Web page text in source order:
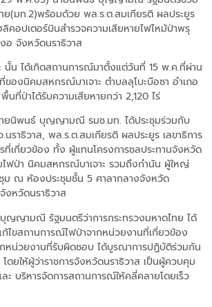
ย(มท.2)​พร้อมด้วย พล.ร.ต.สมเกียรติ ผลประยูร
ลิคอปเตอร์บินสำรวจความเสียหายไฟไหม้ป่าพรุ
อ จังหวัดนราธิวาส
นั้น ได้เกิดสถานการณ์มาตั้งแต่วันที่ 15 พ.ค.ที่ผ่าน
องนิคมสหกรณ์บาเจาะ ตำบลลุโบะบือซา อำเภอ
ที่ป่าได้รับความเสียหายกว่า 2,120 ไร่
ายนิพนธ์ บุญญามณี รมช.มท. ได้ประชุมร่วมกับ
นราธิวาส, พล.ร.​ต.สมเกียรติ ผลประยูร เลขาธิการ
ที่เกี่ยวข้อง ทั้ง ผู้แทนโครงการชลประทานจังหวัด
ฟป่า นิคมสหกรณ์บาเจาะ รวมถึงกำนัน ผู้ใหญ่
ชุม ณ ห้องประชุมชั้น 5 ศาลากลางจังหวัด
งหวัดนราธิวาส
ญญามณี รัฐมนตรีว่าการกระทรวงมหาดไทย ได้
ไขสถานการณ์ไฟป่าจากหน่วยงานที่เกี่ยวข้อง
หน่วยงานที่รับผิดชอบ ได้บูรณาการปฏิบัติร่วมกัน
ดยให้ผู้ว่าราชการจังหวัดนราธิวาส เป็นผู้ควบคุม
ะ บริหารจัดการสถานการณ์ให้คลี่คลายโดยเร็ว